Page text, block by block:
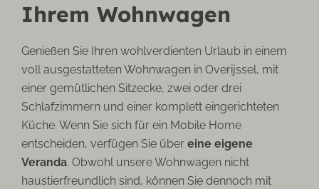
Ihrem Wohnwagen
Genießen Sie Ihren wohlverdienten Urlaub in einem
voll ausgestatteten Wohnwagen in Overijssel, mit
einer gemütlichen Sitzecke, zwei oder drei
Schlafzimmern und einer komplett eingerichteten
Küche. Wenn Sie sich für ein Mobile Home
entscheiden, verfügen Sie übereine eigene
Veranda.Obwohl unsere Wohnwagen nicht
haustierfreundlich sind, können Sie dennoch mit